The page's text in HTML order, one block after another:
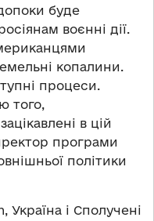
буде
воєнні дії.
копалини.
процеси.
того,
в цій
програми
політики
Україна і Сполучені